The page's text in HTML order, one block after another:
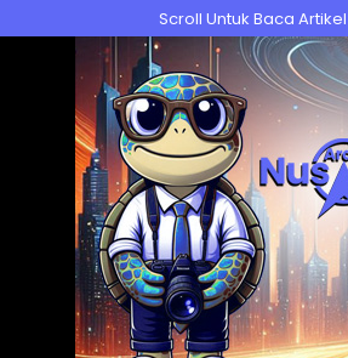
ke
Scroll Untuk Baca Artikel